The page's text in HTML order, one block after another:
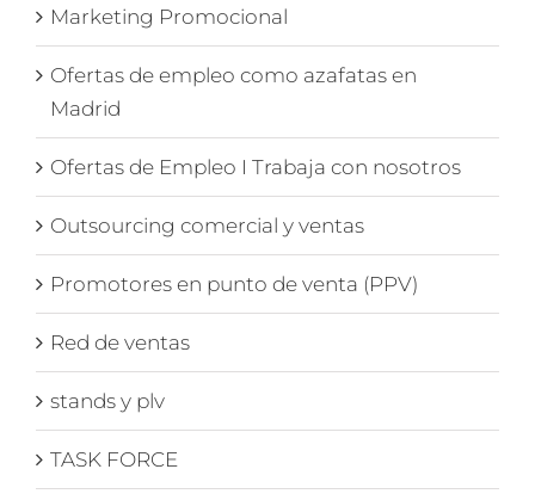
Marketing Promocional
Ofertas de empleo como azafatas en
Madrid
Ofertas de Empleo I Trabaja con nosotros
Outsourcing comercial y ventas
Promotores en punto de venta (PPV)
Red de ventas
stands y plv
TASK FORCE